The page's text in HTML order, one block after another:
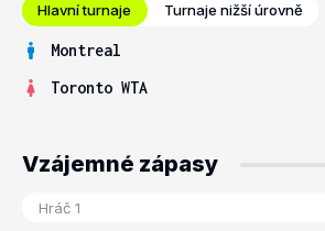
Hlavní turnaje Turnaje nižší úrovně
Montreal
Toronto WTA
Vzájemné zápasy